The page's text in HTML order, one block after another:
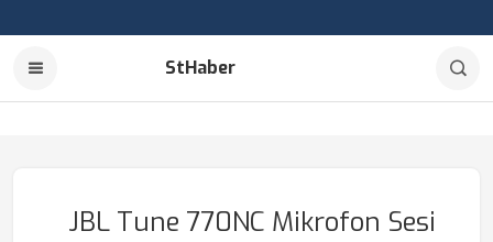
StHaber
JBL Tune 770NC Mikrofon Sesi